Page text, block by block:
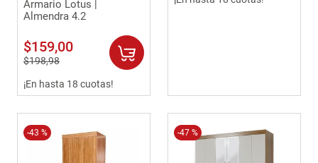
Armario Lotus |
Almendra 4.2
$159,00
$198,98
¡En hasta 18 cuotas!
-43 % -47 %